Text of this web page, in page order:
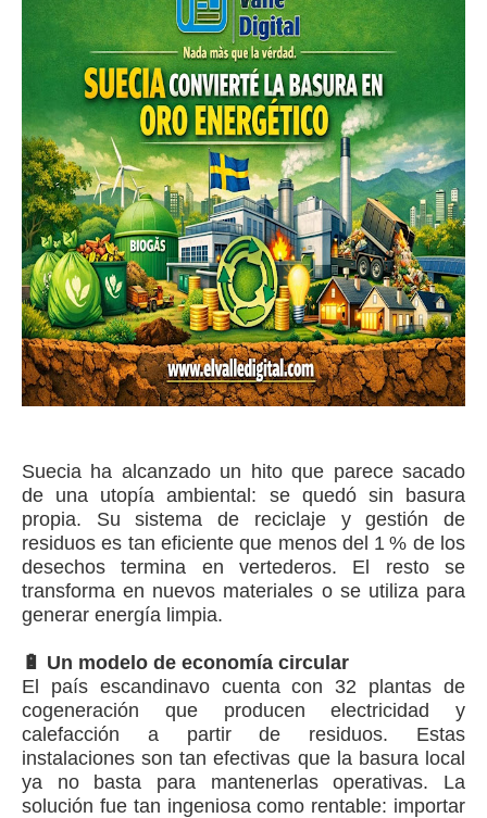
Suecia ha alcanzado un hito que parece sacado
de una utopía ambiental: se quedó sin basura
propia. Su sistema de reciclaje y gestión de
residuos es tan eficiente que menos del 1 % de los
desechos termina en vertederos. El resto se
transforma en nuevos materiales o se utiliza para
generar energía limpia.
🔋 Un modelo de economía circular
El país escandinavo cuenta con 32 plantas de
cogeneración que producen electricidad y
calefacción a partir de residuos. Estas
instalaciones son tan efectivas que la basura local
ya no basta para mantenerlas operativas. La
solución fue tan ingeniosa como rentable: importar